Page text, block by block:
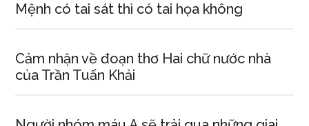
Mệnh có tai sát thì có tai họa không
Cảm nhận về đoạn thơ Hai chữ nước nhà
của Trần Tuấn Khải